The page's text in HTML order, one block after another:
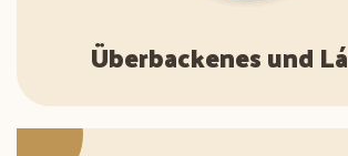
Überbackenes und